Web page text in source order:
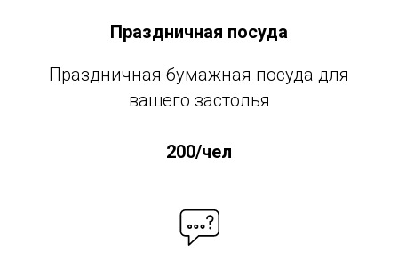
Праздничная посуда
Праздничная бумажная посуда для
вашего застолья
200/чел